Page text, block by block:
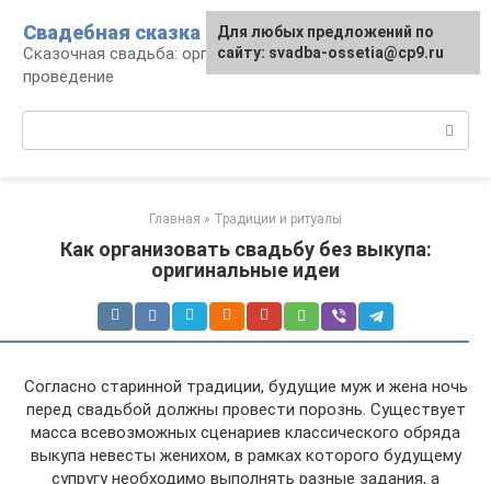
контенту
Свадебная сказка
Сказочная свадьба: организация и
проведение
Главная » Традиции и ритуалы
Как организовать свадьбу без выкупа:
оригинальные идеи
Согласно старинной традиции, будущие муж и жена ночь
перед свадьбой должны провести порознь. Существует
масса всевозможных сценариев классического обряда
выкупа невесты женихом, в рамках которого будущему
супругу необходимо выполнять разные задания, а
Для любых предложений по
сайту: svadba-ossetia@cp9.ru